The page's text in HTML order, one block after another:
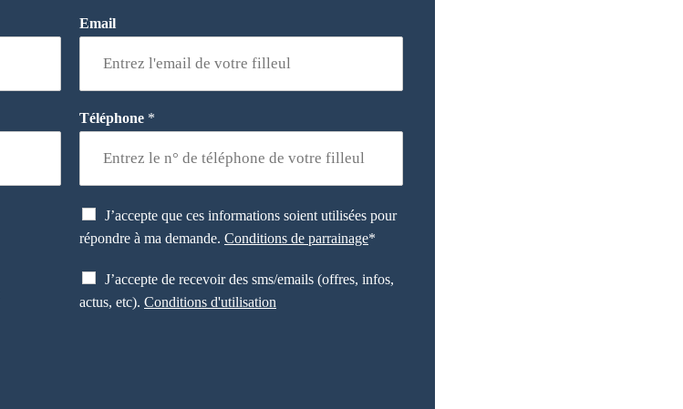
Email
Téléphone *
C
e
k
b
J’accepte que ces informations soient utilisées pour
répondre à ma demande. Conditions de parrainage*
C
e
J’accepte de recevoir des sms/emails (offres, infos,
actus, etc). Conditions d'utilisation